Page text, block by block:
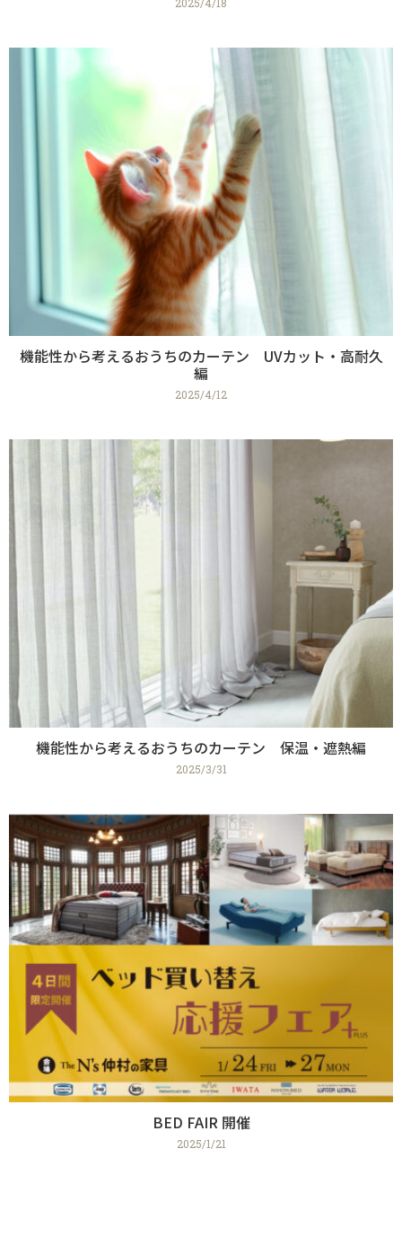
2025/4/18
機能性から考えるおうちのカーテン UVカット・高耐久
編
2025/4/12
機能性から考えるおうちのカーテン 保温・遮熱編
2025/3/31
BED FAIR 開催
2025/1/21